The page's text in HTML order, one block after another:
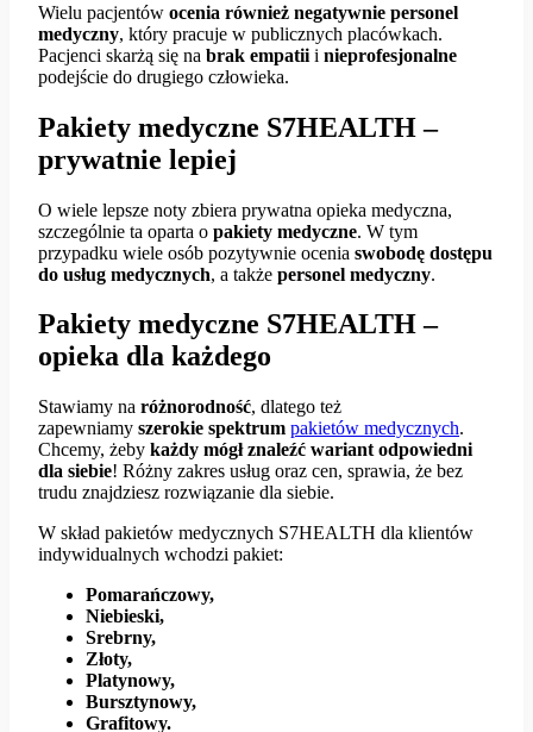
Wielu pacjentów ocenia również negatywnie personel
medyczny, który pracuje w publicznych placówkach.
Pacjenci skarżą się na brak empatii i nieprofesjonalne
podejście do drugiego człowieka.
Pakiety medyczne S7HEALTH –
prywatnie lepiej
O wiele lepsze noty zbiera prywatna opieka medyczna,
szczególnie ta oparta o pakiety medyczne. W tym
przypadku wiele osób pozytywnie ocenia swobodę dostępu
do usług medycznych, a także personel medyczny.
Pakiety medyczne S7HEALTH –
opieka dla każdego
Stawiamy na różnorodność, dlatego też
zapewniamy szerokie spektrum pakietów medycznych.
Chcemy, żeby każdy mógł znaleźć wariant odpowiedni
dla siebie! Różny zakres usług oraz cen, sprawia, że bez
trudu znajdziesz rozwiązanie dla siebie.
W skład pakietów medycznych S7HEALTH dla klientów
indywidualnych wchodzi pakiet:
Pomarańczowy,
Niebieski,
Srebrny,
Złoty,
Platynowy,
Bursztynowy,
Grafitowy.